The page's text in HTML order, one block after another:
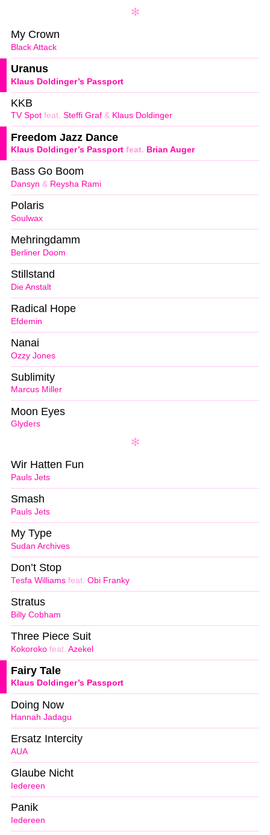
Black Attack
My Crown
Klaus Doldinger’s Passport
Uranus
TV Spot feat. Steffi Graf & Klaus Doldinger
KKB
Klaus Doldinger’s Passport feat. Brian Auger
Freedom Jazz Dance
Dansyn & Reysha Rami
Bass Go Boom
Soulwax
Polaris
Berliner Doom
Mehringdamm
Die Anstalt
Stillstand
Efdemin
Radical Hope
Ozzy Jones
Nanai
Marcus Miller
Sublimity
Glyders
Moon Eyes
Pauls Jets
Wir Hatten Fun
Pauls Jets
Smash
Sudan Archives
My Type
Tesfa Williams feat. Obi Franky
Don’t Stop
Billy Cobham
Stratus
Kokoroko feat. Azekel
Three Piece Suit
Klaus Doldinger’s Passport
Fairy Tale
Hannah Jadagu
Doing Now
AUA
Ersatz Intercity
Iedereen
Glaube Nicht
Iedereen
Panik